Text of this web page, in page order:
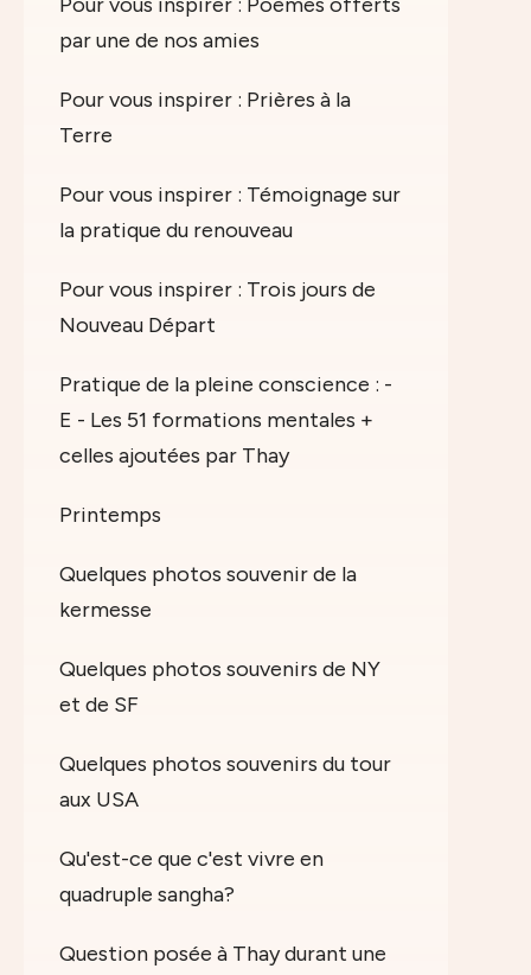
par une de nos amies
Pour vous inspirer : Prières à la
Terre
Pour vous inspirer : Témoignage sur
la pratique du renouveau
Pour vous inspirer : Trois jours de
Nouveau Départ
Pratique de la pleine conscience : -
E - Les 51 formations mentales +
celles ajoutées par Thay
Printemps
Quelques photos souvenir de la
kermesse
Quelques photos souvenirs de NY
et de SF
Quelques photos souvenirs du tour
aux USA
Qu'est-ce que c'est vivre en
quadruple sangha?
Question posée à Thay durant une